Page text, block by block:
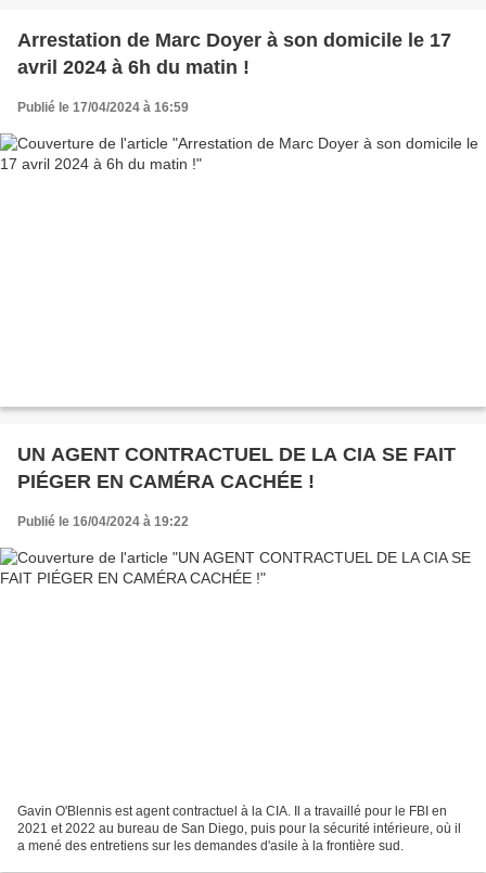
Arrestation de Marc Doyer à son domicile le 17
avril 2024 à 6h du matin !
Publié le 17/04/2024 à 16:59
UN AGENT CONTRACTUEL DE LA CIA SE FAIT
PIÉGER EN CAMÉRA CACHÉE !
Publié le 16/04/2024 à 19:22
Gavin O'Blennis est agent contractuel à la CIA. Il a travaillé pour le FBI en
2021 et 2022 au bureau de San Diego, puis pour la sécurité intérieure, où il
a mené des entretiens sur les demandes d'asile à la frontière sud.